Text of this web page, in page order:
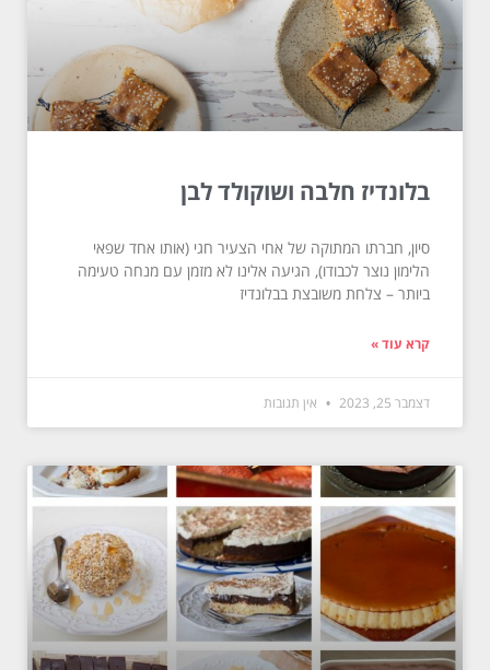
בלונדיז חלבה ושוקולד לבן
סיון, חברתו המתוקה של אחי הצעיר חגי (אותו אחד שפאי
הלימון נוצר לכבודו), הגיעה אלינו לא מזמן עם מנחה טעימה
ביותר – צלחת משובצת בבלונדיז
קרא עוד »
דצמבר 25, 2023 אין תגובות